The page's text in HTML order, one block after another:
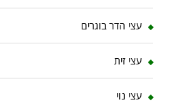
עצי הדר בוגרים
עצי זית
עצי נוי